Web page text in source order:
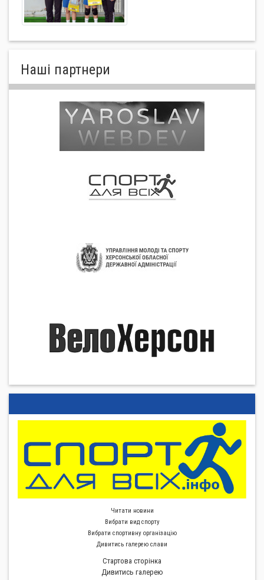
Нашi партнери
Читати новини
Вибрати вид спорту
Вибрати спортивну органiзацiю
Дивитись галерею слави
Стартова сторiнка
Дивитись галерею